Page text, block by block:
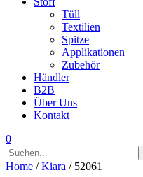
Tüll
Textilien
Spitze
Applikationen
Zubehör
Händler
B2B
Über Uns
Kontakt
0
Suchen
nach:
Home /Kiara / 52061